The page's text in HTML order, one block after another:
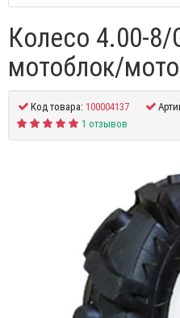
Колесо 4.00-8/
мотоблок/
Код товара:100004137
1 отзывов